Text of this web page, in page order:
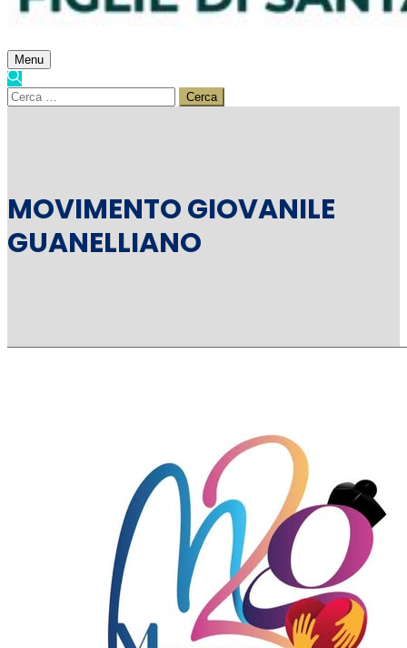
Menu
Ricerca
per:
MOVIMENTO GIOVANILE
GUANELLIANO